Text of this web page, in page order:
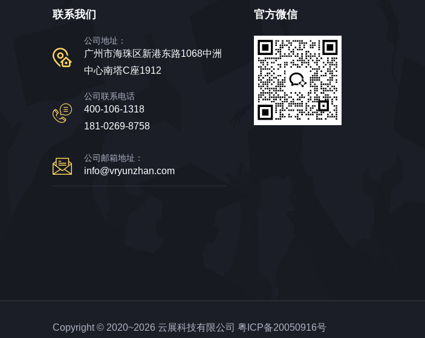
联系我们
公司地址：
广州市海珠区新港东路1068中洲
中心南塔C座1912
公司联系电话
400-106-1318
181-0269-8758
公司邮箱地址：
info@vryunzhan.com
官方微信
Copyright © 2020~2026 云展科技有限公司 粤ICP备20050916号